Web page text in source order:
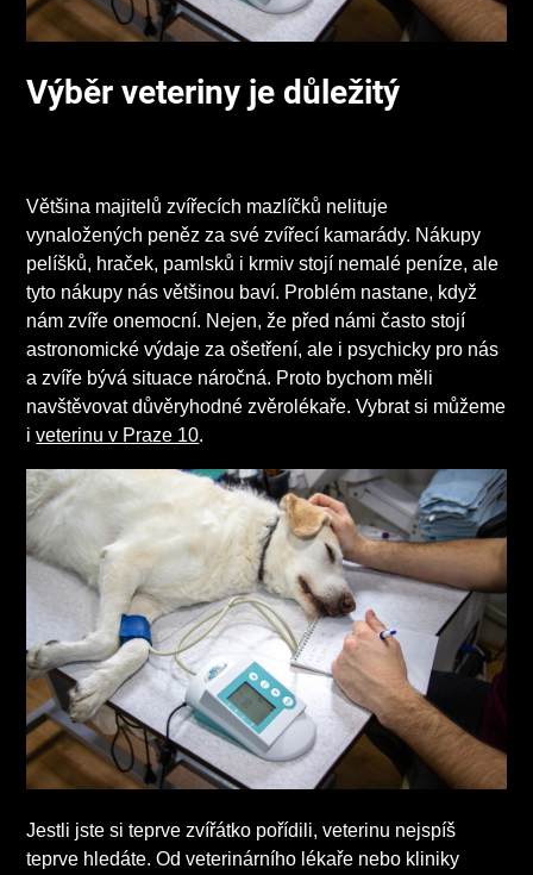
Výběr veteriny je důležitý
Většina majitelů zvířecích mazlíčků nelituje
vynaložených peněz za své zvířecí kamarády. Nákupy
pelíšků, hraček, pamlsků i krmiv stojí nemalé peníze, ale
tyto nákupy nás většinou baví. Problém nastane, když
nám zvíře onemocní. Nejen, že před námi často stojí
astronomické výdaje za ošetření, ale i psychicky pro nás
a zvíře bývá situace náročná. Proto bychom měli
navštěvovat důvěryhodné zvěrolékaře. Vybrat si můžeme
iveterinu v Praze 10.
Jestli jste si teprve zvířátko pořídili, veterinu nejspíš
teprve hledáte. Od veterinárního lékaře nebo kliniky